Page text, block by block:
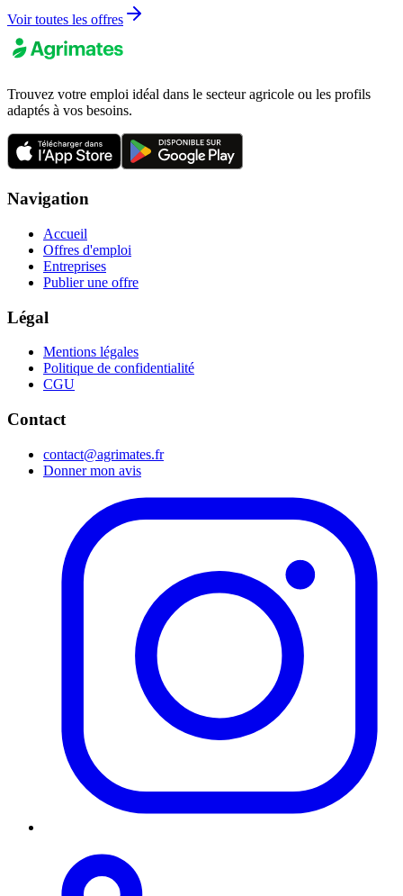
Voir toutes les offres
Trouvez votre emploi idéal dans le secteur agricole ou les profils
adaptés à vos besoins.
Navigation
Accueil
Offres d'emploi
Entreprises
Publier une offre
Légal
Mentions légales
Politique de confidentialité
CGU
Contact
contact@agrimates.fr
Donner mon avis